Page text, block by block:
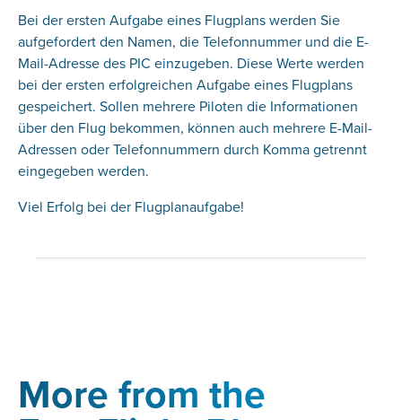
Bei der ersten Aufgabe eines Flugplans werden Sie
aufgefordert den Namen, die Telefonnummer und die E-
Mail-Adresse des PIC einzugeben. Diese Werte werden
bei der ersten erfolgreichen Aufgabe eines Flugplans
gespeichert. Sollen mehrere Piloten die Informationen
über den Flug bekommen, können auch mehrere E-Mail-
Adressen oder Telefonnummern durch Komma getrennt
eingegeben werden.
Viel Erfolg bei der Flugplanaufgabe!
More from the